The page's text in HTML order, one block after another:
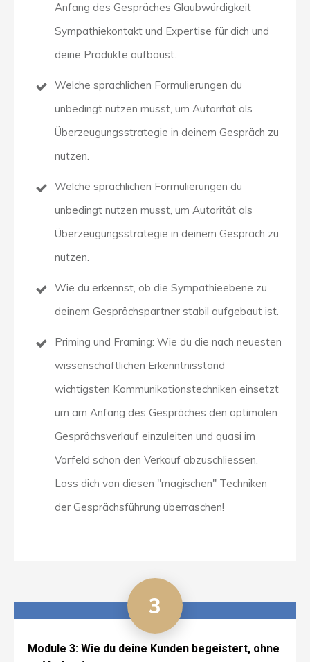
Anfang des Gespräches Glaubwürdigkeit
Sympathiekontakt und Expertise für dich und
deine Produkte aufbaust.
Welche sprachlichen Formulierungen du
unbedingt nutzen musst, um Autorität als
Überzeugungsstrategie in deinem Gespräch zu
nutzen.
Welche sprachlichen Formulierungen du
unbedingt nutzen musst, um Autorität als
Überzeugungsstrategie in deinem Gespräch zu
nutzen.
Wie du erkennst, ob die Sympathieebene zu
deinem Gesprächspartner stabil aufgebaut ist.
Priming und Framing: Wie du die nach neuesten
wissenschaftlichen Erkenntnisstand
wichtigsten Kommunikationstechniken einsetzt
um am Anfang des Gespräches den optimalen
Gesprächsverlauf einzuleiten und quasi im
Vorfeld schon den Verkauf abzuschliessen.
Lass dich von diesen "magischen" Techniken
der Gesprächsführung überraschen!
3
Module 3: Wie du deine Kunden begeistert, ohne